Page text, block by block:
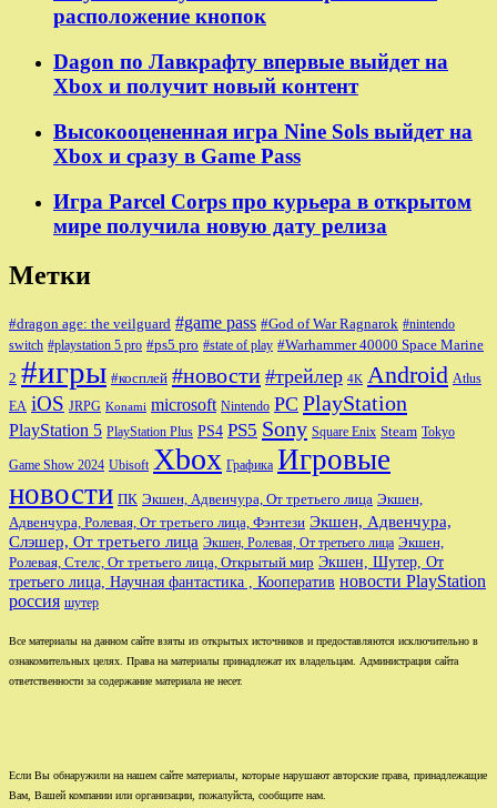
расположение кнопок
Dagon по Лавкрафту впервые выйдет на
Xbox и получит новый контент
Высокооцененная игра Nine Sols выйдет на
Xbox и сразу в Game Pass
Игра Parcel Corps про курьера в открытом
мире получила новую дату релиза
Метки
#dragon age: the veilguard #game pass #God of War Ragnarok #nintendo
switch #playstation 5 pro #ps5 pro #state of play #Warhammer 40000 Space Marine
2 #игры #косплей #новости #трейлер 4K Android Atlus
EA iOS JRPG Konami microsoft Nintendo PC PlayStation
PlayStation 5 PlayStation Plus PS4 PS5 Sony Square Enix Steam Tokyo
Game Show 2024 Ubisoft Xbox Графика Игровые
новости ПК Экшен, Адвенчура, От третьего лица Экшен,
Адвенчура, Ролевая, От третьего лица, Фэнтези Экшен, Адвенчура,
Слэшер, От третьего лица Экшен, Ролевая, От третьего лица Экшен,
Ролевая, Стелс, От третьего лица, Открытый мир Экшен, Шутер, От
третьего лица, Научная фантастика , Кооператив новости PlayStation
россия шутер
Все материалы на данном сайте взяты из открытых источников и предоставляются исключительно в
ознакомительных целях. Права на материалы принадлежат их владельцам. Администрация сайта
ответственности за содержание материала не несет.
Если Вы обнаружили на нашем сайте материалы, которые нарушают авторские права, принадлежащие
Вам, Вашей компании или организации, пожалуйста, сообщите нам.